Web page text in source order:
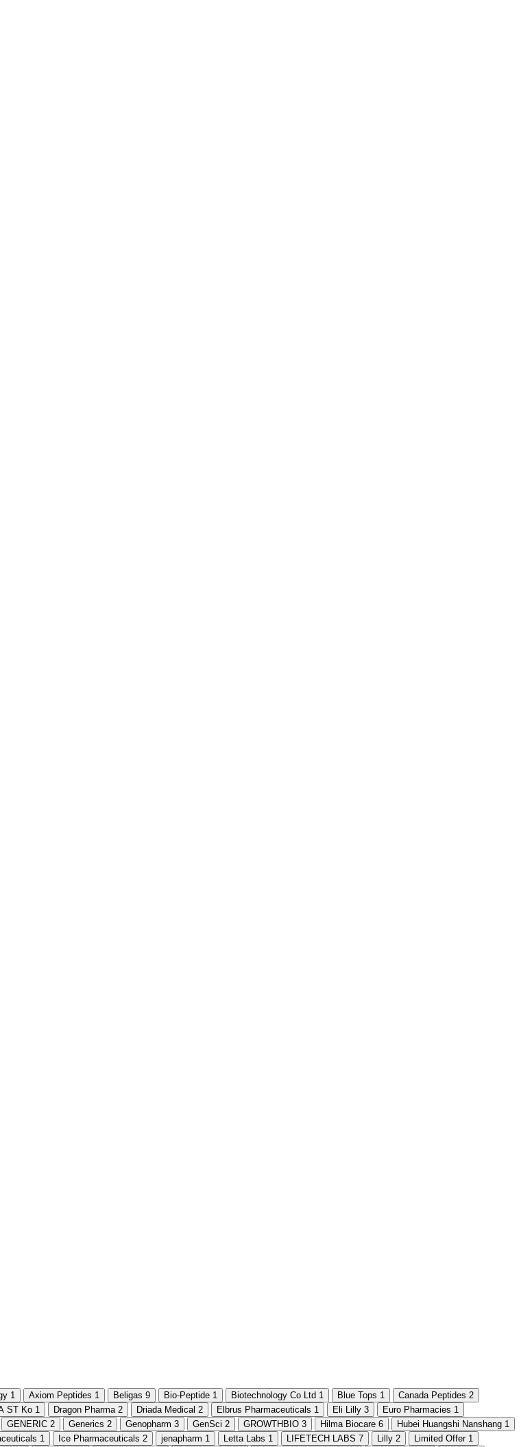
1 Axiom Peptides 1 Beligas 9 Bio-Peptide 1 Biotechnology Co Ltd 1 Blue Tops 1 Canada Peptides 2
ST Ko 1 Dragon Pharma 2 Driada Medical 2 Elbrus Pharmaceuticals 1 Eli Lilly 3 Euro Pharmacies 1
GENERIC 2 Generics 2 Genopharm 3 GenSci 2 GROWTHBIO 3 Hilma Biocare 6 Hubei Huangshi Nanshang 1
1 Ice Pharmaceuticals 2 jenapharm 1 Letta Labs 1 LIFETECH LABS 7 Lilly 2 Limited Offer 1